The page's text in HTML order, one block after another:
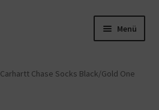
Menü
Carhartt Chase Socks Black/Gold One